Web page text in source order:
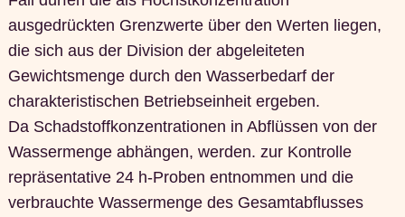
ausgedrückten Grenzwerte über den Werten liegen,
die sich aus der Division der abgeleiteten
Gewichtsmenge durch den Wasserbedarf der
charakteristischen Betriebseinheit ergeben.
Da Schadstoffkonzentrationen in Abflüssen von der
Wassermenge abhängen, werden. zur Kontrolle
repräsentative 24 h-Proben entnommen und die
verbrauchte Wassermenge des Gesamtabflusses